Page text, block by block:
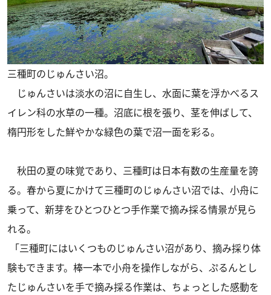
三種町のじゅんさい沼。
じゅんさいは淡水の沼に自生し、水面に葉を浮かべるス
イレン科の水草の一種。沼底に根を張り、茎を伸ばして、
楕円形をした鮮やかな緑色の葉で沼一面を彩る。
秋田の夏の味覚であり、三種町は日本有数の生産量を誇
る。春から夏にかけて三種町のじゅんさい沼では、小舟に
乗って、新芽をひとつひとつ手作業で摘み採る情景が見ら
れる。
「三種町にはいくつものじゅんさい沼があり、摘み採り体
験もできます。棒一本で小舟を操作しながら、ぷるんとし
たじゅんさいを手で摘み採る作業は、ちょっとした感動を